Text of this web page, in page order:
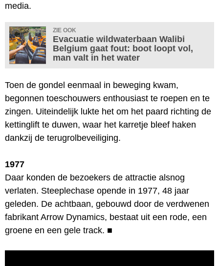
media.
ZIE OOK
Evacuatie wildwaterbaan Walibi
Belgium gaat fout: boot loopt vol,
man valt in het water
Toen de gondel eenmaal in beweging kwam,
begonnen toeschouwers enthousiast te roepen en te
zingen. Uiteindelijk lukte het om het paard richting de
kettinglift te duwen, waar het karretje bleef haken
dankzij de terugrolbeveiliging.
1977
Daar konden de bezoekers de attractie alsnog
verlaten. Steeplechase opende in 1977, 48 jaar
geleden. De achtbaan, gebouwd door de verdwenen
fabrikant Arrow Dynamics, bestaat uit een rode, een
groene en een gele track. ■